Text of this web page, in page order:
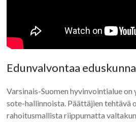
Edunvalvontaa
Varsinais-Suomen hyvinvointialue
sote-hallinnoista. Päättäjien tehtävä
rahoitusmallista riippumatta